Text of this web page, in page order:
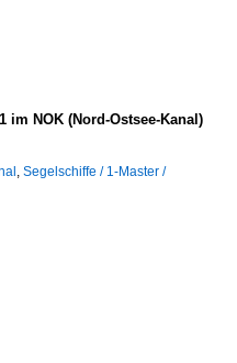
im NOK (Nord-Ostsee-Kanal)
, Segelschiffe / 1-Master /